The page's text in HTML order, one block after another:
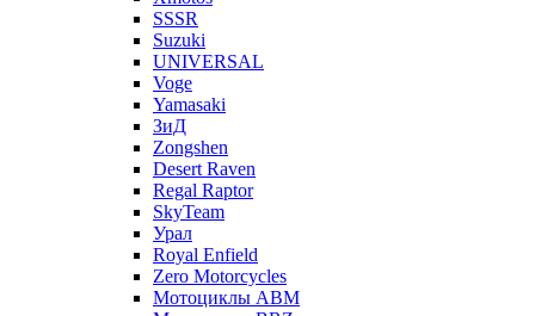
SSSR
Suzuki
UNIVERSAL
Voge
Yamasaki
ЗиД
Zongshen
Desert Raven
Regal Raptor
SkyTeam
Урал
Royal Enfield
Zero Motorcycles
Мотоциклы ABM